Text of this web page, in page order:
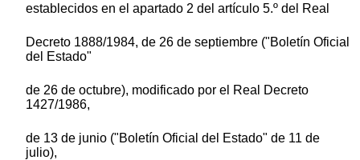
establecidos en el apartado 2 del artículo 5.º del Real
Decreto 1888/1984, de 26 de septiembre ("Boletín Oficial
del Estado"
de 26 de octubre), modificado por el Real Decreto
1427/1986,
de 13 de junio ("Boletín Oficial del Estado" de 11 de
julio),